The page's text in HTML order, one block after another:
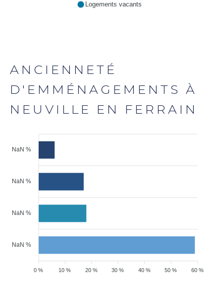
Logements vacants
ANCIENNETÉ
D'EMMÉNAGEMENTS À
NEUVILLE EN FERRAIN
NaN %
NaN %
NaN %
NaN %
60 %
50 %
40 %
30 %
20 %
10 %
0 %